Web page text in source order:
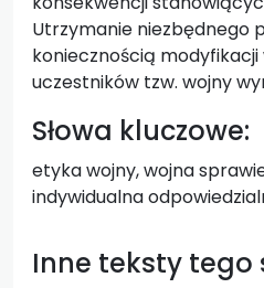
Utrzymanie niezbędnego
koniecznością
uczestników tzw. wojny
Słowa kluczowe:
etyka wojny, wojna
indywidualna
Inne teksty